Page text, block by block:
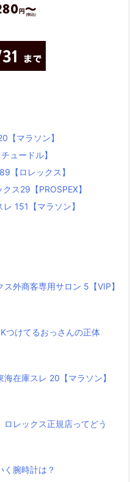
【マラソン】
ュードル】
【ロレックス】
ス29【PROSPEX】
151【マラソン】
ス外商客専用サロン 5【VIP】
つけてるおっさんの正体
在庫スレ 20【マラソン】
レックス正規店ってどう
く腕時計は？